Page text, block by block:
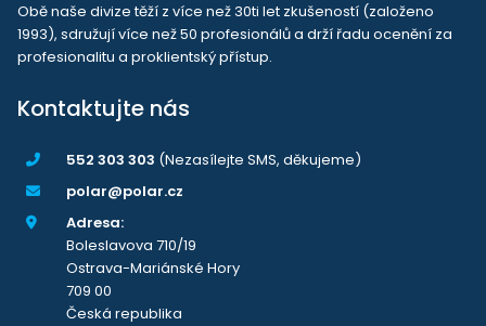
Obě naše divize těží z více než 30ti let zkušeností (založeno
1993), sdružují více než 50 profesionálů a drží řadu ocenění za
profesionalitu a proklientský přístup.
Kontaktujte nás
552 303 303 (Nezasílejte SMS, děkujeme)
polar@polar.cz
Adresa:
Boleslavova 710/19
Ostrava-Mariánské Hory
709 00
Česká republika